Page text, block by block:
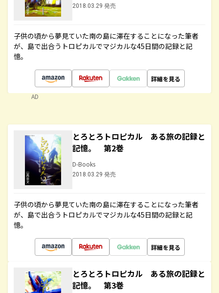
2018.03.29 発売
子供の頃から夢見ていた南の島に滞在することになった筆者
が、島で出合うトロピカルでマジカルな45日間の記録と記
憶。
詳細を見る
AD
とろとろトロピカル ある旅の記録と
記憶。 第2巻
D-Books
2018.03.29 発売
子供の頃から夢見ていた南の島に滞在することになった筆者
が、島で出合うトロピカルでマジカルな45日間の記録と記
憶。
詳細を見る
とろとろトロピカル ある旅の記録と
記憶。 第3巻